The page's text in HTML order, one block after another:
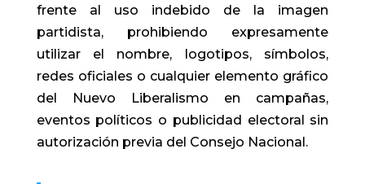
frente al uso indebido de la imagen
partidista, prohibiendo expresamente
utilizar el nombre, logotipos, símbolos,
redes oficiales o cualquier elemento gráfico
del Nuevo Liberalismo en campañas,
eventos políticos o publicidad electoral sin
autorización previa del Consejo Nacional.